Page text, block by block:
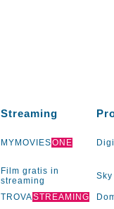
Streaming
MYMOVIESONE
Film gratis in
streaming
Sky
TROVASTREAMING